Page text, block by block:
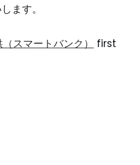
ます。
スマートバンク） first